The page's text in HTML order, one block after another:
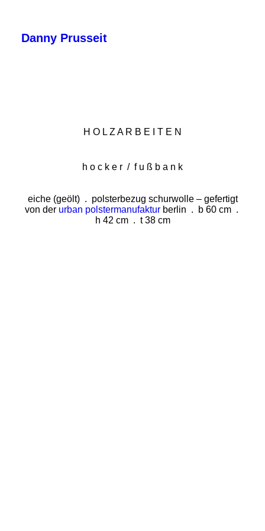
Danny Prusseit
HOLZARBEITENH O L Z A R B E I T E N
h o c k e r / f u ß b a n k
eiche (geölt) . polsterbezug schurwolle – gefertigt
von der urban polstermanufakturberlin . b 60 cm .
h 42 cm . t 38 cm